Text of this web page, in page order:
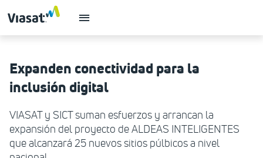
Expanden conectividad para la
inclusión digital
VIASAT y SICT suman esfuerzos y arrancan la
expansión del proyecto de ALDEAS INTELIGENTES
que alcanzará 25 nuevos sitios púlbicos a nivel